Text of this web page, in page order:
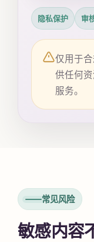
隐私保护 审
仅用于
供任何
服务。
常见风险
敏感内容